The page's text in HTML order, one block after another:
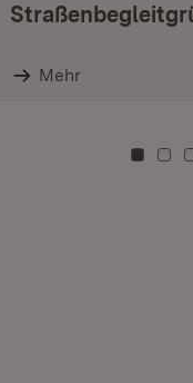
Mehr
ZuZu